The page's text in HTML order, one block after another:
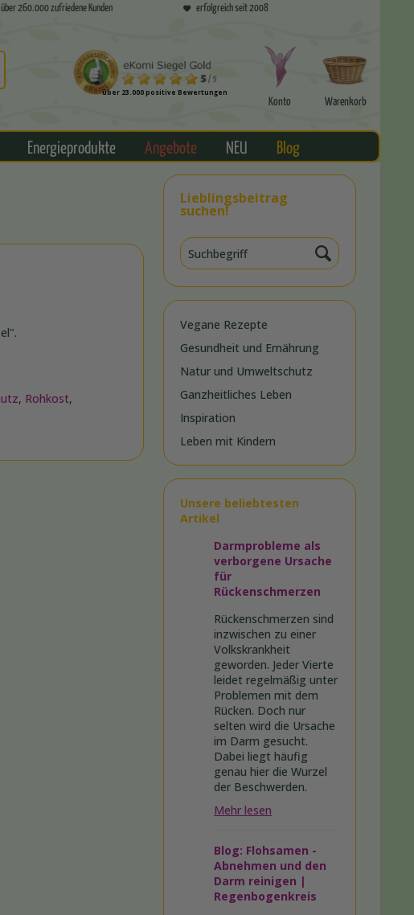
über 260.000 zufriedene Kunden erfolgreich seit 2008
über 23.000 positive Bewertungen
Konto Warenkorb
Energieprodukte Angebote NEU Blog
Lieblingsbeitrag
suchen!
Vegane Rezepte
Gesundheit und Ernährung
Natur und Umweltschutz
Ganzheitliches Leben
Inspiration
Leben mit Kindern
Unsere beliebtesten
Artikel
Darmprobleme als
verborgene Ursache
für
Rückenschmerzen
Rückenschmerzen sind
inzwischen zu einer
Volkskrankheit
geworden. Jeder Vierte
leidet regelmäßig unter
Problemen mit dem
Rücken. Doch nur
selten wird die Ursache
im Darm gesucht.
Dabei liegt häufig
genau hier die Wurzel
der Beschwerden.
Mehr lesen
Blog: Flohsamen -
Abnehmen und den
Darm reinigen |
Regenbogenkreis
, Rohkost,